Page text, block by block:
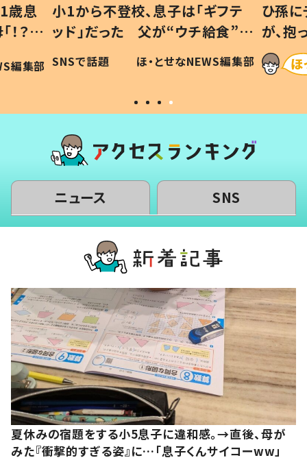
歳息
？」
編集部
小1から不登校、息子は「ギフテ
ッド」だった 父が“ウチ給食”を
作り続ける理由とは #令和の親
#令和の子
SNSで話題 ほ・とせなNEWS編集部
ひ孫
が、
「涙が
い」
ニュース SNS
夏休みの宿題をする小5息子に違和感。→直後、母が
みた『衝撃的すぎる姿』に…「息子くんサイコーww」